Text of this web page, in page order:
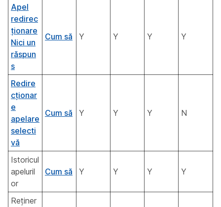
Apel
redirec
ționare
Nici un
răspun
s
Cum să Y Y Y Y
Redire
cționar
e
apelare
selecti
vă
Cum să Y Y Y N
Istoricul
apeluril
or
Cum să Y Y Y Y
Reținer